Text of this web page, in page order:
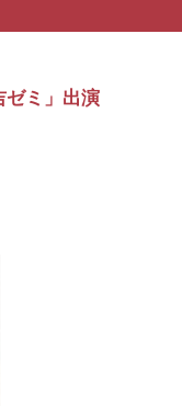
ゼミ」出演